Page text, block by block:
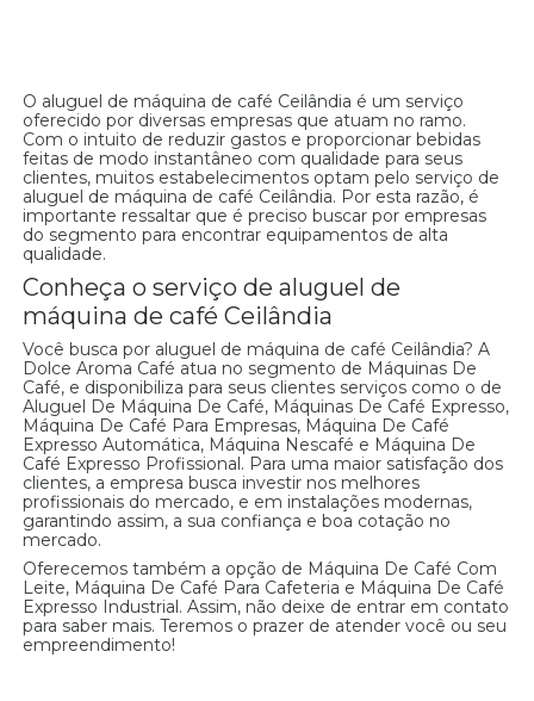
O aluguel de máquina de café Ceilândia é um serviço
oferecido por diversas empresas que atuam no ramo.
Com o intuito de reduzir gastos e proporcionar bebidas
feitas de modo instantâneo com qualidade para seus
clientes, muitos estabelecimentos optam pelo serviço de
aluguel de máquina de café Ceilândia. Por esta razão, é
importante ressaltar que é preciso buscar por empresas
do segmento para encontrar equipamentos de alta
qualidade.
Conheça o serviço de aluguel de
máquina de café Ceilândia
Você busca por aluguel de máquina de café Ceilândia? A
Dolce Aroma Café atua no segmento de Máquinas De
Café, e disponibiliza para seus clientes serviços como o de
Aluguel De Máquina De Café, Máquinas De Café Expresso,
Máquina De Café Para Empresas, Máquina De Café
Expresso Automática, Máquina Nescafé e Máquina De
Café Expresso Profissional. Para uma maior satisfação dos
clientes, a empresa busca investir nos melhores
profissionais do mercado, e em instalações modernas,
garantindo assim, a sua confiança e boa cotação no
mercado.
Oferecemos também a opção de Máquina De Café Com
Leite, Máquina De Café Para Cafeteria e Máquina De Café
Expresso Industrial. Assim, não deixe de entrar em contato
para saber mais. Teremos o prazer de atender você ou seu
empreendimento!